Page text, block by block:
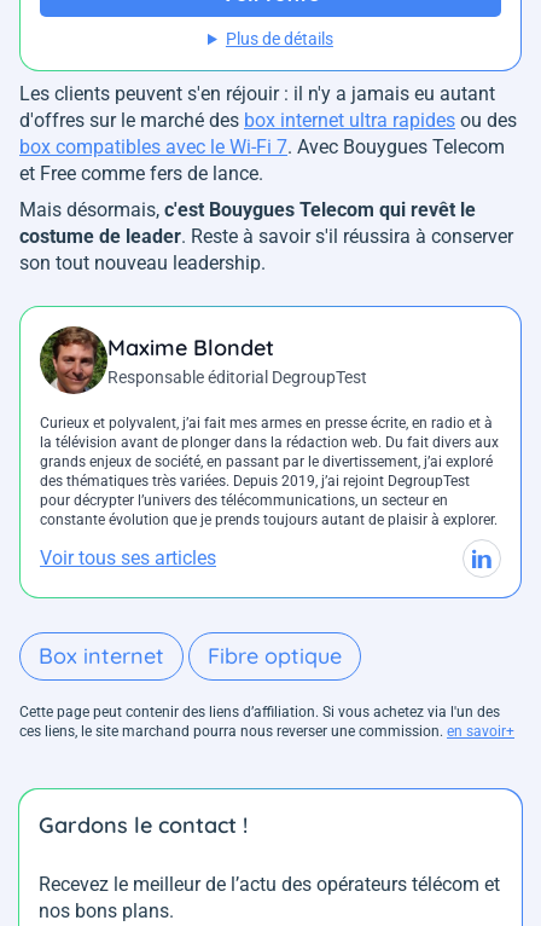
Plus de détails
Les clients peuvent s'en réjouir : il n'y a jamais eu autant
d'offres sur le marché des box internet ultra rapides ou des
box compatibles avec le Wi-Fi 7. Avec Bouygues Telecom
et Free comme fers de lance.
Mais désormais, c'est Bouygues Telecom qui revêt le
costume de leader. Reste à savoir s'il réussira à conserver
son tout nouveau leadership.
Maxime Blondet
Responsable éditorial DegroupTest
Curieux et polyvalent, j’ai fait mes armes en presse écrite, en radio et à
la télévision avant de plonger dans la rédaction web. Du fait divers aux
grands enjeux de société, en passant par le divertissement, j’ai exploré
des thématiques très variées. Depuis 2019, j’ai rejoint DegroupTest
pour décrypter l’univers des télécommunications, un secteur en
constante évolution que je prends toujours autant de plaisir à explorer.
Voir tous ses articles
Box internet Fibre optique
Cette page peut contenir des liens d’affiliation. Si vous achetez via l'un des
ces liens, le site marchand pourra nous reverser une commission. en savoir+
Gardons le contact !
Recevez le meilleur de l’actu des opérateurs télécom et
nos bons plans.